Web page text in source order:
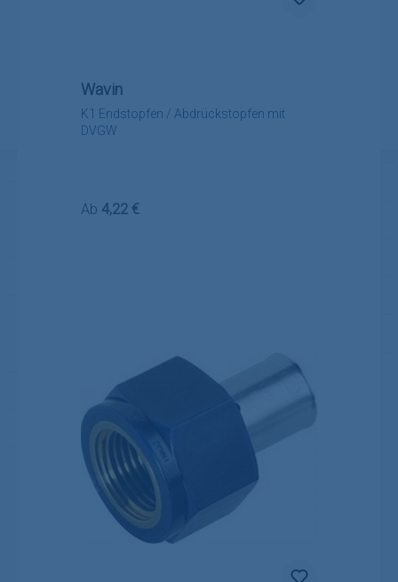
K1 Endstopfen / Abdrückstopfen mit
DVGW
Wavin
Regulärer Preis:
Ab 4,22 €